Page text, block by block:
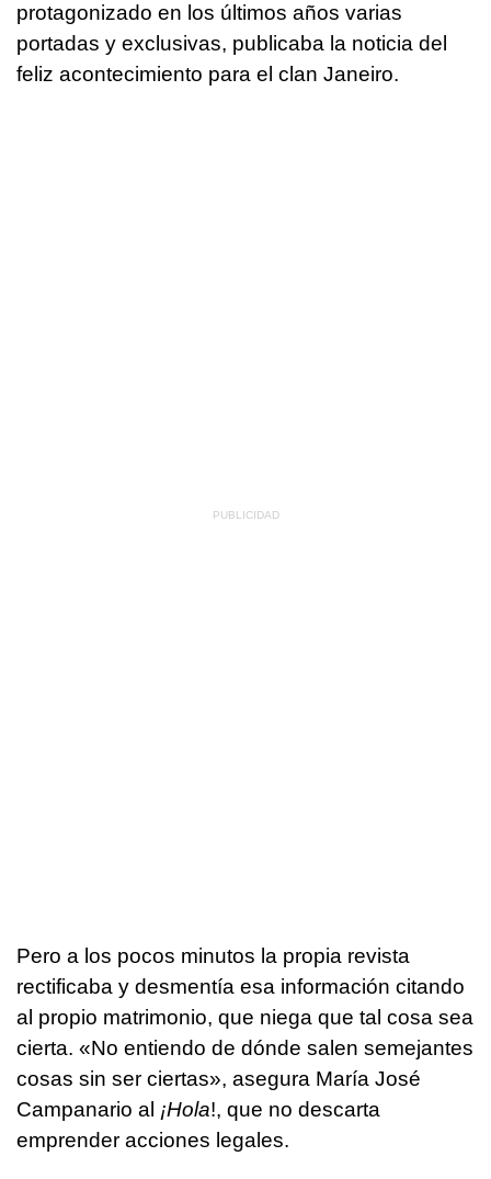
protagonizado en los últimos años varias
portadas y exclusivas, publicaba la noticia del
feliz acontecimiento para el clan Janeiro.
Pero a los pocos minutos la propia revista
rectificaba y desmentía esa información citando
al propio matrimonio, que niega que tal cosa sea
cierta. «No entiendo de dónde salen semejantes
cosas sin ser ciertas», asegura María José
Campanario al ¡Hola!, que no descarta
emprender acciones legales.